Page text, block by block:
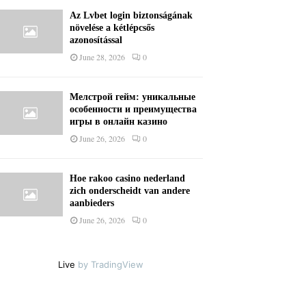
Az Lvbet login biztonságának
növelése a kétlépcsős
azonosítással
June 28, 2026 0
Мелстрой гейм: уникальные
особенности и преимущества
игры в онлайн казино
June 26, 2026 0
Hoe rakoo casino nederland
zich onderscheidt van andere
aanbieders
June 26, 2026 0
Live by TradingView